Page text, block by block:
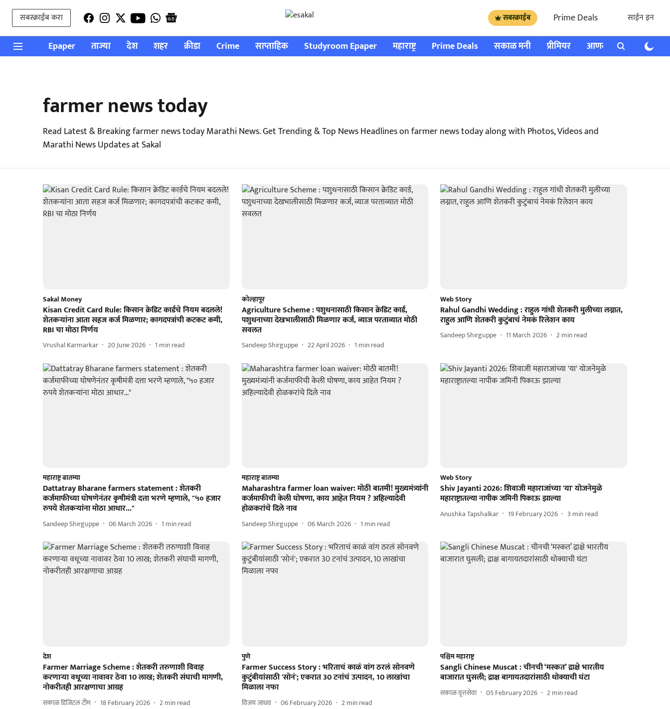
सबस्क्राईब करा सबस्क्राईब Prime Deals साईन इन
Epaper ताज्या देश शहर क्रीडा Crime साप्ताहिक Studyroom Epaper महाराष्ट्र Prime Deals सकाळ मनी प्रीमियर आणखी राशी भविष्य
farmer news today
Read Latest & Breaking farmer news today Marathi News. Get Trending & Top News Headlines on farmer news today along with Photos, Videos and
Marathi News Updates at Sakal
Sakal Money
Kisan Credit Card Rule: किसान क्रेडिट कार्डचे नियम बदलले!
शेतकऱ्यांना आता सहज कर्ज मिळणार; कागदपत्रांची कटकट कमी,
RBI चा मोठा निर्णय
Vrushal Karmarkar 20 June 2026 1 min read
कोल्हापूर
Agriculture Scheme : पशुधनासाठी किसान क्रेडिट कार्ड,
पशुधनाच्या देखभालीसाठी मिळणार कर्ज, व्याज परताव्यात मोठी
सवलत
Sandeep Shirguppe 22 April 2026 1 min read
Web Story
Rahul Gandhi Wedding : राहुल गांधी शेतकरी मुलीच्या लग्नात,
राहुल आणि शेतकरी कुटुंबाचं नेमकं रिलेशन काय
Sandeep Shirguppe 11 March 2026 2min read
महाराष्ट्र बातम्या
Dattatray Bharane farmers statement : शेतकरी
कर्जमाफीच्या घोषणेनंतर कृषीमंत्री दत्ता भरणे म्हणाले, "५० हजार
रुपये शेतकऱ्यांना मोठा आधार..."
Sandeep Shirguppe 06 March 2026 1 min read
महाराष्ट्र बातम्या
Maharashtra farmer loan waiver: मोठी बातमी! मुख्यमंत्र्यांनी
कर्जमाफीची केली घोषणा, काय आहेत नियम ? अहिल्यादेवी
होळकरांचे दिले नाव
Sandeep Shirguppe 06 March 2026 1 min read
Web Story
Shiv Jayanti 2026: शिवाजी महाराजांच्या 'या' योजनेमुळे
महाराष्ट्रातल्या नापीक जमिनी पिकाऊ झाल्या
Anushka Tapshalkar 19 February 2026 3 min read
देश
Farmer Marriage Scheme : शेतकरी तरुणाशी विवाह
करणाऱ्या वधूच्या नावावर ठेवा 10 लाख; शेतकरी संघाची मागणी,
नोकरीतही आरक्षणाचा आग्रह
सकाळ डिजिटल टीम 18 February 2026 2min read
पुणे
Farmer Success Story : भरिताचं काळं वांग ठरलं सोनवणे
कुटुंबीयांसाठी 'सोनं'; एकरात 30 टनांचं उत्पादन, 10 लाखांचा
मिळाला नफा
विजय जाधव 06 February 2026 2min read
पश्चिम महाराष्ट्र
Sangli Chinese Muscat : चीनची ‘मस्कत’ द्राक्षे भारतीय
बाजारात घुसली; द्राक्ष बागायतदारांसाठी धोक्याची घंटा
सकाळ वृत्तसेवा 05 February 2026 2min read